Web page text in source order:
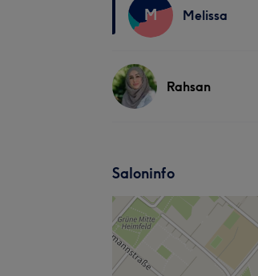
M Melissa
Rahsan
Saloninfo